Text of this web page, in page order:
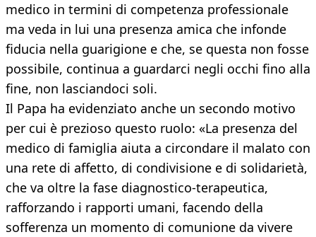
medico in termini di competenza professionale
ma veda in lui una presenza amica che infonde
fiducia nella guarigione e che, se questa non fosse
possibile, continua a guardarci negli occhi fino alla
fine, non lasciandoci soli.
Il Papa ha evidenziato anche un secondo motivo
per cui è prezioso questo ruolo: «La presenza del
medico di famiglia aiuta a circondare il malato con
una rete di affetto, di condivisione e di solidarietà,
che va oltre la fase diagnostico-terapeutica,
rafforzando i rapporti umani, facendo della
sofferenza un momento di comunione da vivere